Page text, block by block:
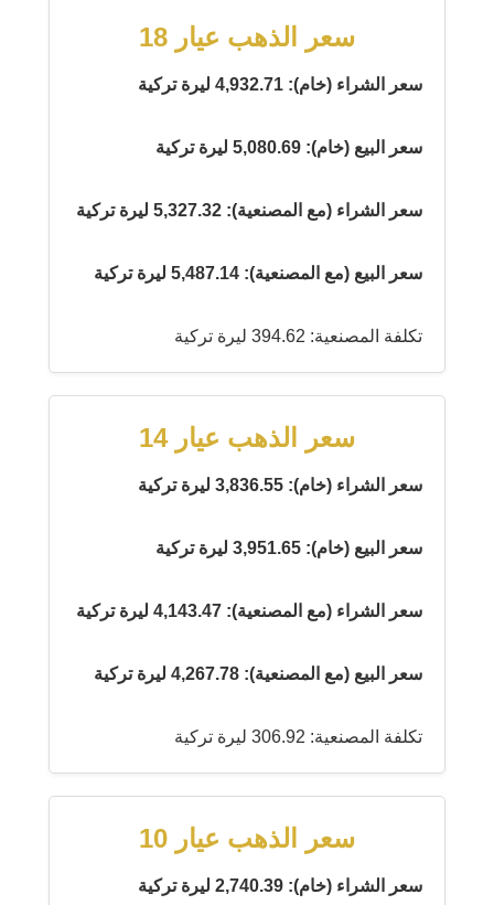
سعر الذهب عيار 18
سعر الشراء (خام): 4,932.71 ليرة تركية
سعر البيع (خام): 5,080.69 ليرة تركية
سعر الشراء (مع المصنعية): 5,327.32 ليرة تركية
سعر البيع (مع المصنعية): 5,487.14 ليرة تركية
تكلفة المصنعية: 394.62 ليرة تركية
سعر الذهب عيار 14
سعر الشراء (خام): 3,836.55 ليرة تركية
سعر البيع (خام): 3,951.65 ليرة تركية
سعر الشراء (مع المصنعية): 4,143.47 ليرة تركية
سعر البيع (مع المصنعية): 4,267.78 ليرة تركية
تكلفة المصنعية: 306.92 ليرة تركية
سعر الذهب عيار 10
سعر الشراء (خام): 2,740.39 ليرة تركية